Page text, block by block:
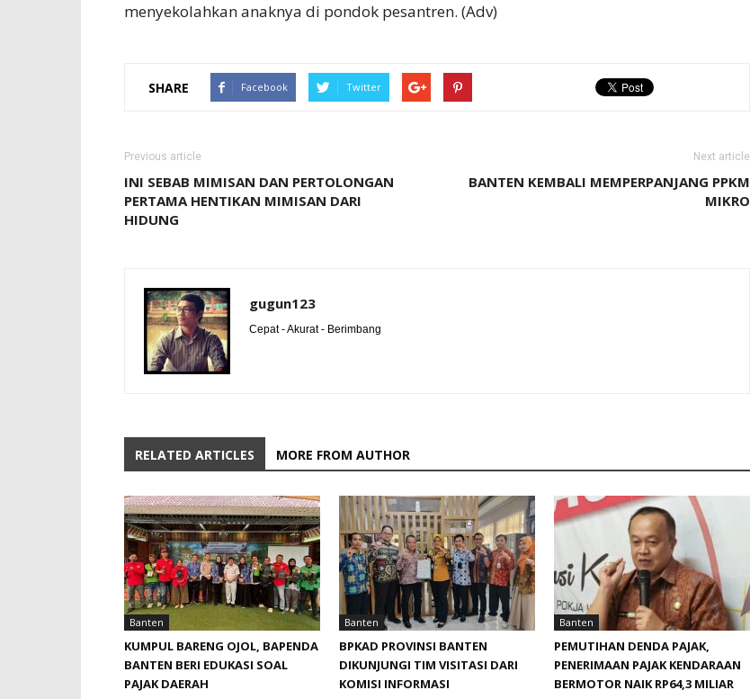
menyekolahkan anaknya di pondok pesantren. (Adv)
SHARE Facebook Twitter
Previous article
INI SEBAB MIMISAN DAN PERTOLONGAN
PERTAMA HENTIKAN MIMISAN DARI
HIDUNG
Next article
BANTEN KEMBALI MEMPERPANJANG PPKM
MIKRO
gugun123
Cepat - Akurat - Berimbang
RELATED ARTICLES MORE FROM AUTHOR
Banten
KUMPUL BARENG OJOL, BAPENDA
BANTEN BERI EDUKASI SOAL
PAJAK DAERAH
Banten
BPKAD PROVINSI BANTEN
DIKUNJUNGI TIM VISITASI DARI
KOMISI INFORMASI
Banten
PEMUTIHAN DENDA PAJAK,
PENERIMAAN PAJAK KENDARAAN
BERMOTOR NAIK RP64,3 MILIAR